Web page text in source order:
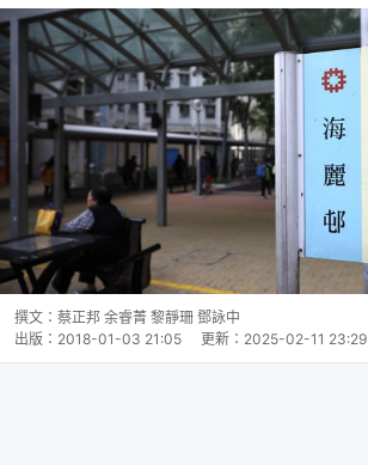
撰文： 蔡正邦 余睿菁 黎靜珊 鄧詠中
出版： 2018-01-03 21:05 更新： 2025-02-11 23:29